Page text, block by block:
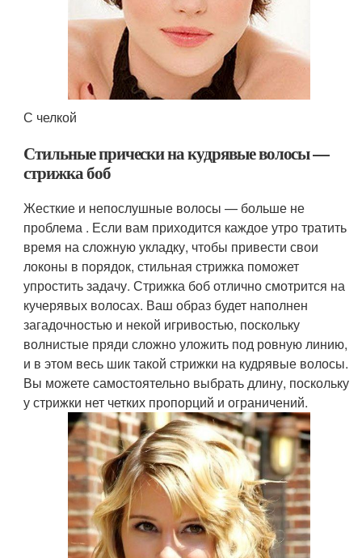
С челкой
Стильные прически на кудрявые волосы —
стрижка боб
Жесткие и непослушные волосы — больше не
проблема . Если вам приходится каждое утро тратить
время на сложную укладку, чтобы привести свои
локоны в порядок, стильная стрижка поможет
упростить задачу. Стрижка боб отлично смотрится на
кучерявых волосах. Ваш образ будет наполнен
загадочностью и некой игривостью, поскольку
волнистые пряди сложно уложить под ровную линию,
и в этом весь шик такой стрижки на кудрявые волосы.
Вы можете самостоятельно выбрать длину, поскольку
у стрижки нет четких пропорций и ограничений.